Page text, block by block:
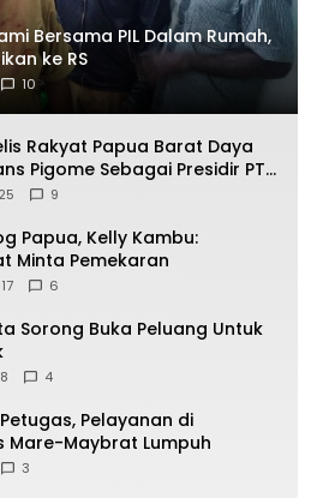
Bersama PIL Dalam Rumah,
ke RS
10
Rakyat Papua Barat Daya
Pigome Sebagai Presidir PT
9
Papua, Kelly Kambu:
Minta Pemekaran
6
Sorong Buka Peluang Untuk
4
Pelayanan di
Mare-Maybrat Lumpuh
3